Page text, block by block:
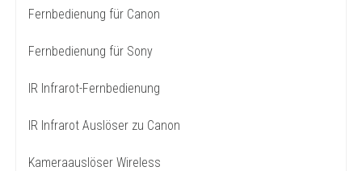
Fernbedienung für Canon
Fernbedienung für Sony
IR Infrarot-Fernbedienung
IR Infrarot Auslöser zu Canon
Kameraauslöser Wireless